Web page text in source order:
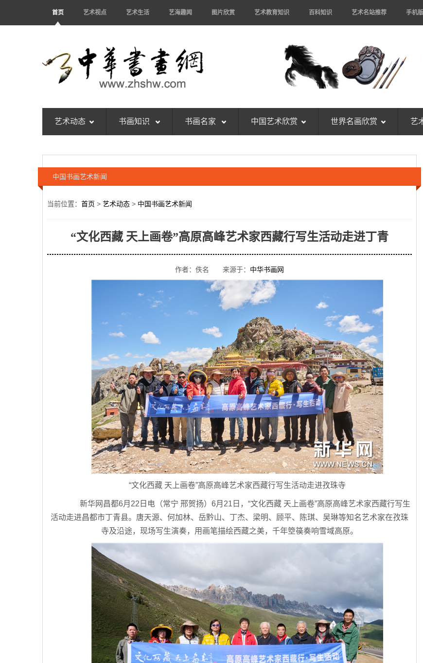
首页 艺术视点 艺术生活 艺海趣闻 图片欣赏 艺术教育知识 百科知识 艺术名站推荐 手机版
艺术动态 书画知识 书画名家 中国艺术欣赏 世界名画欣赏 艺
中国书画艺术新闻
当前位置： 首页 > 艺术动态 > 中国书画艺术新闻
“文化西藏 天上画卷”高原高峰艺术家西藏行写生活动走进丁青
作者：佚名 来源于： 中华书画网
“文化西藏 天上画卷”高原高峰艺术家西藏行写生活动走进孜珠寺
新华网昌都6月22日电（常宁 邢贺扬）6月21日，“文化西藏 天上画卷”高原高峰艺术家西藏行写生
活动走进昌都市丁青县。唐天源、何加林、岳黔山、丁杰、梁明、顾平、陈琪、吴琳等知名艺术家在孜珠
寺及沿途，现场写生演奏，用画笔描绘西藏之美，千年箜篌奏响雪域高原。